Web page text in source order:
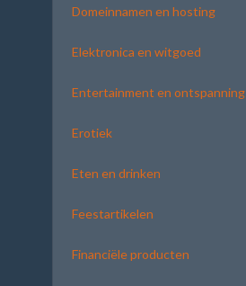
Domeinnamen en hosting
Elektronica en witgoed
Entertainment en ontspanning
Erotiek
Eten en drinken
Feestartikelen
Financiële producten